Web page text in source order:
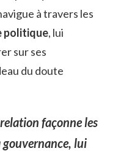
à travers les
politique, lui
sur ses
du doute
façonne les
gouvernance, lui